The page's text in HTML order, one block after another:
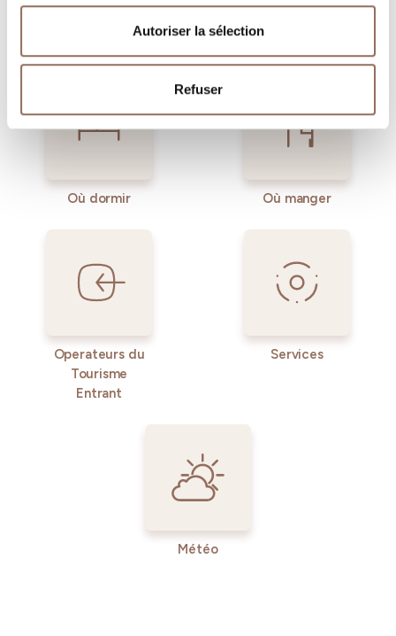
Autoriser la sélection
Refuser
Où dormir Où manger
Operateurs du
Tourisme
Entrant
Services
Météo